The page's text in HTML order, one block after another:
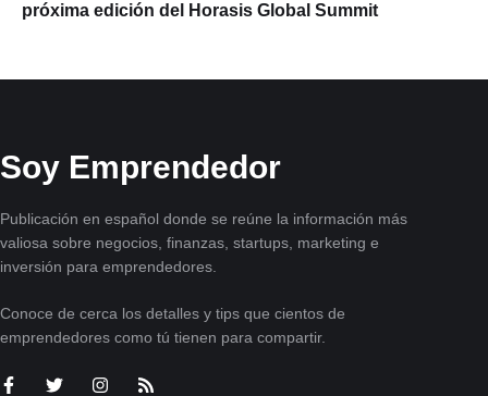
próxima edición del Horasis Global Summit
Soy Emprendedor
Publicación en español donde se reúne la información más
valiosa sobre negocios, finanzas, startups, marketing e
inversión para emprendedores.
Conoce de cerca los detalles y tips que cientos de
emprendedores como tú tienen para compartir.